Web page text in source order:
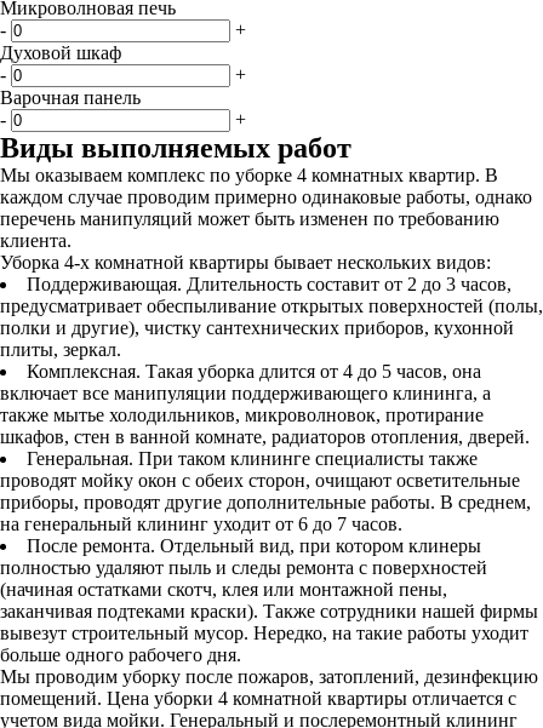
Микроволновая печь
-
+
Духовой шкаф
-
+
Варочная панель
-
+
Виды выполняемых работ
Мы оказываем комплекс по уборке 4 комнатных квартир. В
каждом случае проводим примерно одинаковые работы, однако
перечень манипуляций может быть изменен по требованию
клиента.
Уборка 4-х комнатной квартиры бывает нескольких видов:
Поддерживающая. Длительность составит от 2 до 3 часов,
предусматривает обеспыливание открытых поверхностей (полы,
полки и другие), чистку сантехнических приборов, кухонной
плиты, зеркал.
Комплексная. Такая уборка длится от 4 до 5 часов, она
включает все манипуляции поддерживающего клининга, а
также мытье холодильников, микроволновок, протирание
шкафов, стен в ванной комнате, радиаторов отопления, дверей.
Генеральная. При таком клининге специалисты также
проводят мойку окон с обеих сторон, очищают осветительные
приборы, проводят другие дополнительные работы. В среднем,
на генеральный клининг уходит от 6 до 7 часов.
После ремонта. Отдельный вид, при котором клинеры
полностью удаляют пыль и следы ремонта с поверхностей
(начиная остатками скотч, клея или монтажной пены,
заканчивая подтеками краски). Также сотрудники нашей фирмы
вывезут строительный мусор. Нередко, на такие работы уходит
больше одного рабочего дня.
Мы проводим уборку после пожаров, затоплений, дезинфекцию
помещений. Цена уборки 4 комнатной квартиры отличается с
учетом вида мойки. Генеральный и послеремонтный клининг